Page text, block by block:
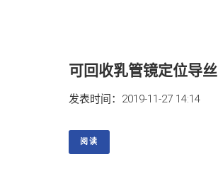
可回收乳管镜定位导丝
发表时间：2019-11-27 14:14
阅读